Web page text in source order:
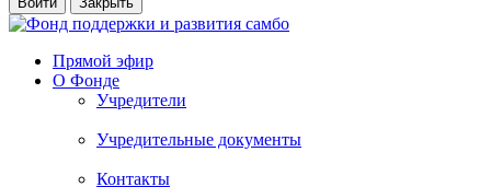
Прямой эфир
О Фонде
Учредители
Учредительные документы
Контакты